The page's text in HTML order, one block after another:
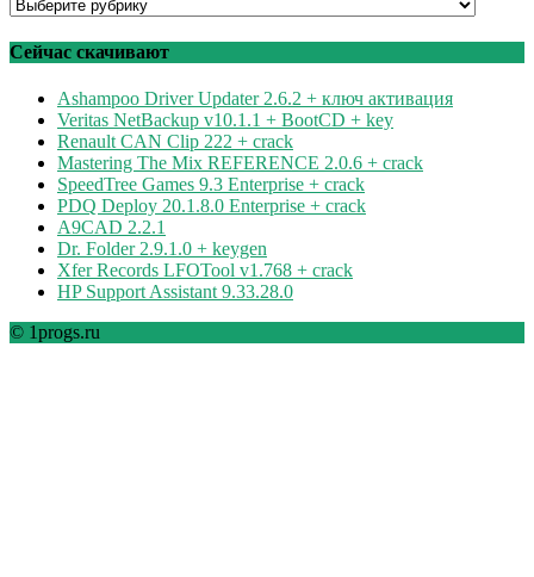
рубрикам
Сейчас скачивают
Ashampoo Driver Updater 2.6.2 + ключ активация
Veritas NetBackup v10.1.1 + BootCD + key
Renault CAN Clip 222 + crack
Mastering The Mix REFERENCE 2.0.6 + crack
SpeedTree Games 9.3 Enterprise + crack
PDQ Deploy 20.1.8.0 Enterprise + crack
A9CAD 2.2.1
Dr. Folder 2.9.1.0 + keygen
Xfer Records LFOTool v1.768 + crack
HP Support Assistant 9.33.28.0
© 1progs.ru